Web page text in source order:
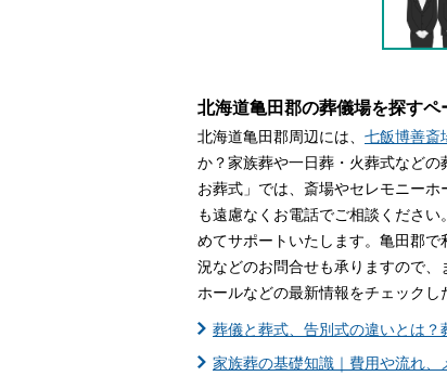
葬儀費
北海道亀田郡の葬儀場を探すペ
北海道亀田郡周辺には、 七飯博善斎
か？家族葬や一日葬・火葬式など
お葬式」では、斎場やセレモニー
も遠慮なくお電話でご相談くださ
めてサポートいたします。亀田郡
況などのお問合せも承りますので
ホールなどの最新情報をチェックし
葬儀と葬式、告別式の違いとは
家族葬の基礎知識｜費用や流れ、